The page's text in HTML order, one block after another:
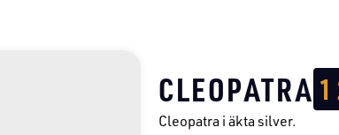
CLEOPATRA 1
Cleopatra i äkta silver.